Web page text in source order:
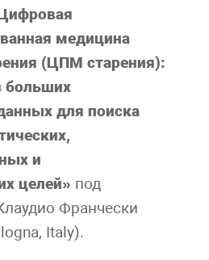
медицина
(ЦПМ старения):
больших
для поиска
и
целей» под
Франчески
Italy).